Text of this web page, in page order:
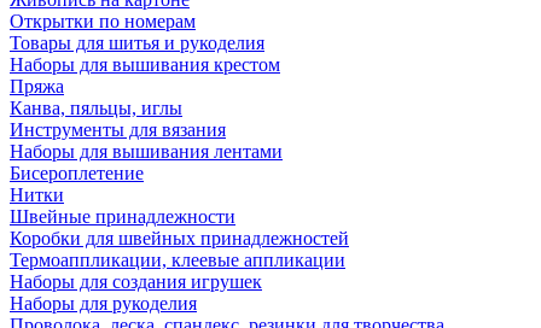
Открытки по номерам
Товары для шитья и рукоделия
Наборы для вышивания крестом
Пряжа
Канва, пяльцы, иглы
Инструменты для вязания
Наборы для вышивания лентами
Бисероплетение
Нитки
Швейные принадлежности
Коробки для швейных принадлежностей
Термоаппликации, клеевые аппликации
Наборы для создания игрушек
Наборы для рукоделия